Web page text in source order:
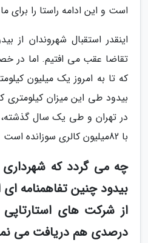
است و این ادامه راستا را برای
اینقدر استقبال شهروندان از
تقاضا عقب می افتیم. اما در
که تا به امروز یک میلیون
بیدود طی این میزان کیلومتری
با 82میلیون کالری سوزانده است
چه می گردد که شهرداری
بیدود چنین تفاهمنامه
از شرکت های
درصدی هم دریافت می